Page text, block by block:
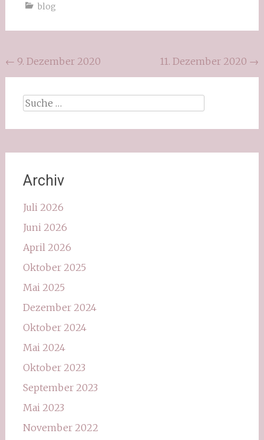
blog
Beitragsnavigation
← 9. Dezember 2020 11. Dezember 2020 →
Suche
nach:
Archiv
Juli 2026
Juni 2026
April 2026
Oktober 2025
Mai 2025
Dezember 2024
Oktober 2024
Mai 2024
Oktober 2023
September 2023
Mai 2023
November 2022